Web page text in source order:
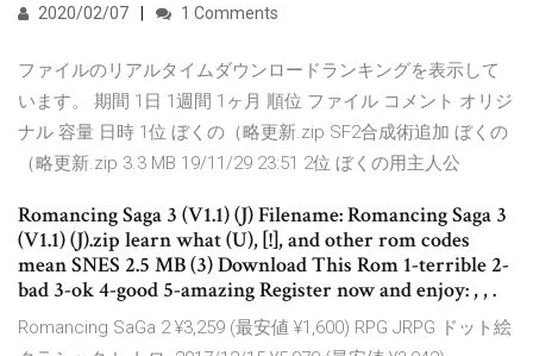
2020/02/07 1 Comments
ファイルのリアルタイムダウンロードランキングを表示して
います。 期間 1日 1週間 1ヶ月 順位 ファイル コメント オリジ
ナル 容量 日時 1位 ぼくの（略更新.zip SF2合成術追加 ぼくの
（略更新.zip 3.3 MB 19/11/29 23:51 2位 ぼくの用主人公
Romancing Saga 3 (V1.1) (J) Filename: Romancing Saga 3
(V1.1) (J).zip learn what (U), [!], and other rom codes
mean SNES 2.5 MB (3) Download This Rom 1-terrible 2-
bad 3-ok 4-good 5-amazing Register now and enjoy: , , .
Romancing SaGa 2 ¥3,259 (最安値 ¥1,600) RPG JRPG ドット絵